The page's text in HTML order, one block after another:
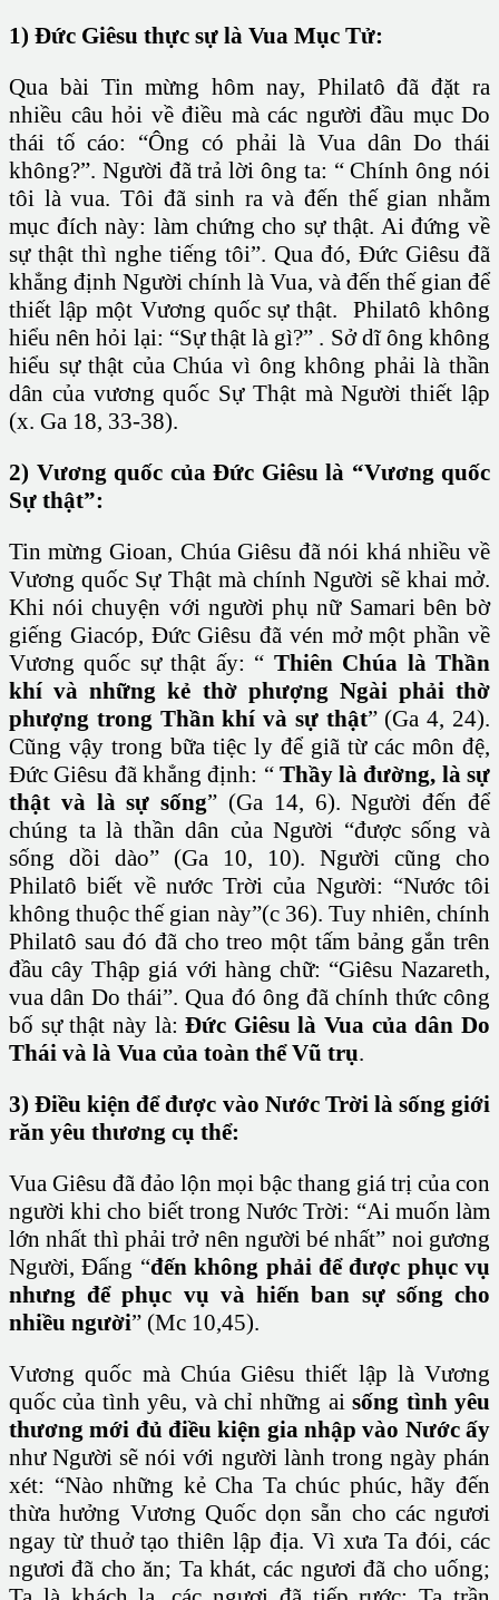
1) Đức Giêsu thực sự là Vua Mục Tử:
Qua bài Tin mừng hôm nay, Philatô đã đặt ra
nhiều câu hỏi về điều mà các người đầu mục Do
thái tố cáo: “Ông có phải là Vua dân Do thái
không?”. Người đã trả lời ông ta: “ Chính ông nói
tôi là vua. Tôi đã sinh ra và đến thế gian nhằm
mục đích này: làm chứng cho sự thật. Ai đứng về
sự thật thì nghe tiếng tôi”. Qua đó, Đức Giêsu đã
khẳng định Người chính là Vua, và đến thế gian để
thiết lập một Vương quốc sự thật. Philatô không
hiểu nên hỏi lại: “Sự thật là gì?” . Sở dĩ ông không
hiểu sự thật của Chúa vì ông không phải là thần
dân của vương quốc Sự Thật mà Người thiết lập
(x. Ga 18, 33-38).
2) Vương quốc của Đức Giêsu là “Vương quốc
Sự thật”:
Tin mừng Gioan, Chúa Giêsu đã nói khá nhiều về
Vương quốc Sự Thật mà chính Người sẽ khai mở.
Khi nói chuyện với người phụ nữ Samari bên bờ
giếng Giacóp, Đức Giêsu đã vén mở một phần về
Vương quốc sự thật ấy: “ Thiên Chúa là Thần
khí và những kẻ thờ phượng Ngài phải thờ
phượng trong Thần khí và sự thật” (Ga 4, 24).
Cũng vậy trong bữa tiệc ly để giã từ các môn đệ,
Đức Giêsu đã khẳng định: “ Thầy là đường, là sự
thật và là sự sống” (Ga 14, 6). Người đến để
chúng ta là thần dân của Người “được sống và
sống dồi dào” (Ga 10, 10). Người cũng cho
Philatô biết về nước Trời của Người: “Nước tôi
không thuộc thế gian này”(c 36). Tuy nhiên, chính
Philatô sau đó đã cho treo một tấm bảng gắn trên
đầu cây Thập giá với hàng chữ: “Giêsu Nazareth,
vua dân Do thái”. Qua đó ông đã chính thức công
bố sự thật này là:Đức Giêsu là Vua của dân Do
Thái và là Vua của toàn thể Vũ trụ.
3) Điều kiện để được vào Nước Trời là sống giới
răn yêu thương cụ thể:
Vua Giêsu đã đảo lộn mọi bậc thang giá trị của con
người khi cho biết trong Nước Trời: “Ai muốn làm
lớn nhất thì phải trở nên người bé nhất” noi gương
Người, Đấng “đến không phải để được phục vụ
nhưng để phục vụ và hiến ban sự sống cho
nhiều người” (Mc 10,45).
Vương quốc mà Chúa Giêsu thiết lập là Vương
quốc của tình yêu, và chỉ những aisống tình yêu
thương mới đủ điều kiện gia nhập vào Nước ấy
như Người sẽ nói với người lành trong ngày phán
xét: “Nào những kẻ Cha Ta chúc phúc, hãy đến
thừa hưởng Vương Quốc dọn sẵn cho các ngươi
ngay từ thuở tạo thiên lập địa. Vì xưa Ta đói, các
ngươi đã cho ăn; Ta khát, các ngươi đã cho uống;